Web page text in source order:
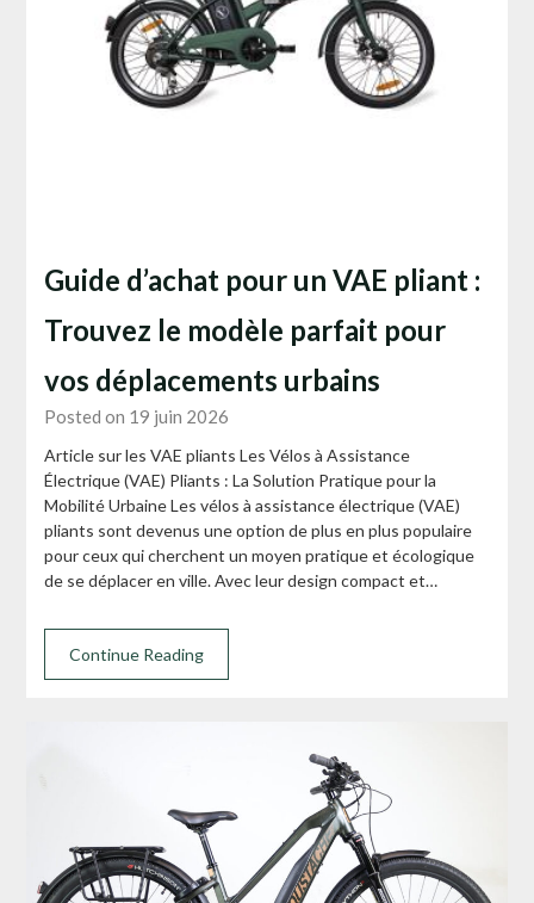
Guide d’achat pour un VAE pliant :
Trouvez le modèle parfait pour
vos déplacements urbains
Posted on 19 juin 2026
Article sur les VAE pliants Les Vélos à Assistance
Électrique (VAE) Pliants : La Solution Pratique pour la
Mobilité Urbaine Les vélos à assistance électrique (VAE)
pliants sont devenus une option de plus en plus populaire
pour ceux qui cherchent un moyen pratique et écologique
de se déplacer en ville. Avec leur design compact et…
Continue Reading